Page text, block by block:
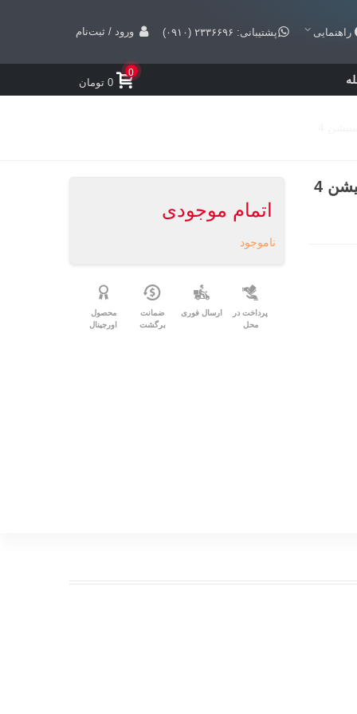
راهنمایی پشتیبانی: ۲۳۳۶۶۹۶ (۰۹۱۰) ورود / ثبت‌نام
0
0 تومان
اتمام موجودی
ناموجود
پرداخت در
محل
ارسال فوری
ضمانت
برگشت
محصول
اورجینال